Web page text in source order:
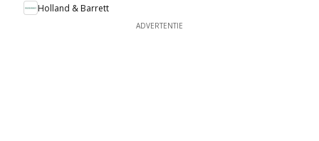
Holland & Barrett
ADVERTENTIE